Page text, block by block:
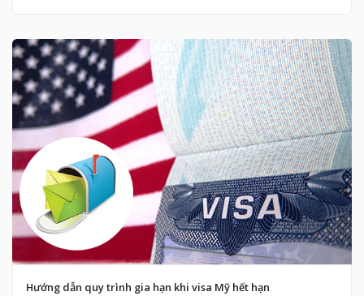
Hướng dẫn quy trình gia hạn khi visa Mỹ hết hạn